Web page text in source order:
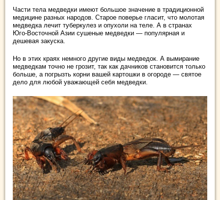
Части тела медведки имеют большое значение в традиционной
медицине разных народов. Старое поверье гласит, что молотая
медведка лечит туберкулез и опухоли на теле. А в странах
Юго-Восточной Азии сушеные медведки — популярная и
дешевая закуска.
Но в этих краях немного другие виды медведок. А вымирание
медведкам точно не грозит, так как дачников становится только
больше, а погрызть корни вашей картошки в огороде — святое
дело для любой уважающей себя медведки.